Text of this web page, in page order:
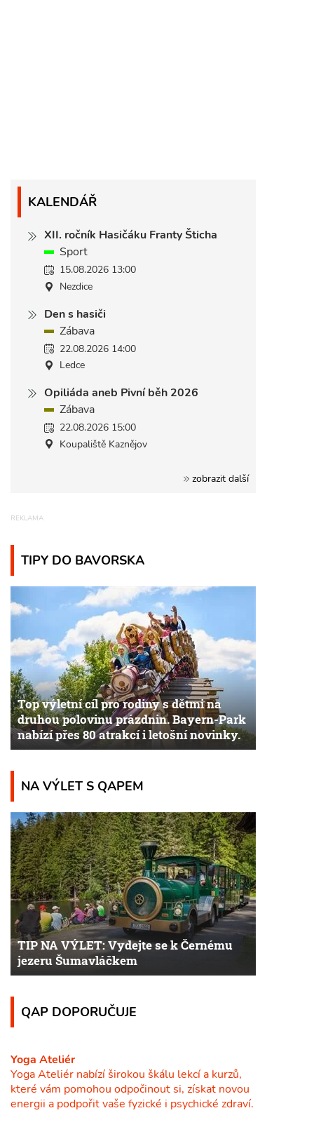
KALENDÁŘ
XII. ročník Hasičáku Franty Šticha
Sport
15.08.2026 13:00
Nezdice
Den s hasiči
Zábava
22.08.2026 14:00
Ledce
Opiliáda aneb Pivní běh 2026
Zábava
22.08.2026 15:00
Koupaliště Kaznějov
zobrazit další
TIPY DO BAVORSKA
Top výletní cíl pro rodiny s dětmi na
druhou polovinu prázdnin. Bayern-Park
nabízí přes 80 atrakcí i letošní novinky.
NA VÝLET S QAPEM
TIP NA VÝLET: Vydejte se k Černému
jezeru Šumavláčkem
QAP DOPORUČUJE
Yoga Ateliér
Yoga Ateliér nabízí širokou škálu lekcí a kurzů,
které vám pomohou odpočinout si, získat novou
energii a podpořit vaše fyzické i psychické zdraví.